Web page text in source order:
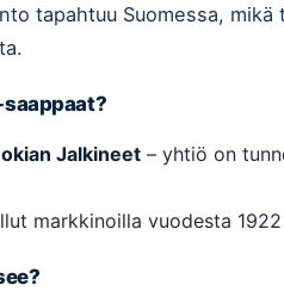
tapahtuu Suomessa,
Jalkineet – yhtiö on
markkinoilla vuodesta